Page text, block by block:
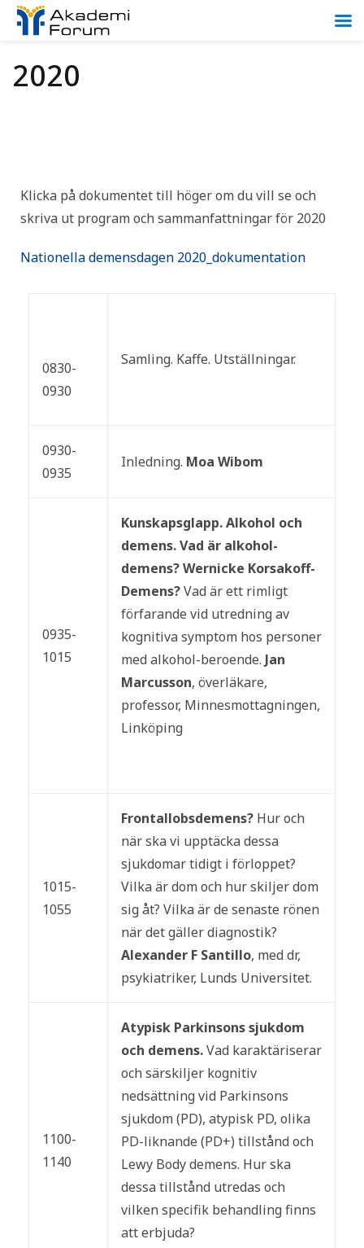
2020
Klicka på dokumentet till höger om du vill se och
skriva ut program och sammanfattningar för 2020
Nationella demensdagen 2020_dokumentation
0830-
0930
Samling. Kaffe. Utställningar.
0930-
0935
Inledning. Moa Wibom
0935-
1015
Kunskapsglapp. Alkohol och
demens. Vad är alkohol-
demens? Wernicke Korsakoff-
Demens?Vad är ett rimligt
förfarande vid utredning av
kognitiva symptom hos personer
med alkohol-beroende. Jan
Marcusson, överläkare,
professor, Minnesmottagningen,
Linköping
1015-
1055
Frontallobsdemens? Hur och
när ska vi upptäcka dessa
sjukdomar tidigt i förloppet?
Vilka är dom och hur skiljer dom
sig åt? Vilka är de senaste rönen
när det gäller diagnostik?
Alexander F Santillo, med dr,
psykiatriker, Lunds Universitet.
1100-
1140
Atypisk Parkinsons sjukdom
och demens.Vad karaktäriserar
och särskiljer kognitiv
nedsättning vid Parkinsons
sjukdom (PD), atypisk PD, olika
PD-liknande (PD+) tillstånd och
Lewy Body demens. Hur ska
dessa tillstånd utredas och
vilken specifik behandling finns
att erbjuda?